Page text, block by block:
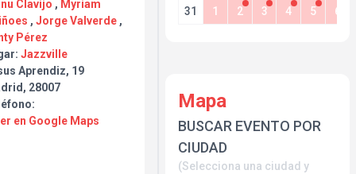
Clavijo , Myriam
, Jorge Valverde,
Pérez
Jazzville
Aprendiz, 19
28007
en Google Maps
31 1 2 3 4 5 6
Mapa
BUSCAR EVENTO POR
CIUDAD
(Selecciona una ciudad y